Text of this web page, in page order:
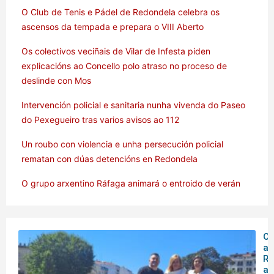
O Club de Tenis e Pádel de Redondela celebra os
ascensos da tempada e prepara o VIII Aberto
Os colectivos veciñais de Vilar de Infesta piden
explicacións ao Concello polo atraso no proceso de
deslinde con Mos
Intervención policial e sanitaria nunha vivenda do Paseo
do Pexegueiro tras varios avisos ao 112
Un roubo con violencia e unha persecución policial
rematan con dúas detencións en Redondela
O grupo arxentino Ráfaga animará o entroido de verán
O